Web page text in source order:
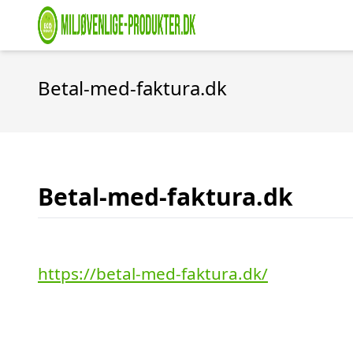
Betal-med-faktura.dk
Betal-med-faktura.dk
https://betal-med-faktura.dk/